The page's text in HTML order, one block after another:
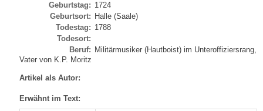
Geburtstag: 1724
Geburtsort: Halle (Saale)
Todestag: 1788
Todesort:
Beruf: Militärmusiker (Hautboist) im Unteroffiziersrang,
Vater von K.P. Moritz
Artikel als Autor:
Erwähnt im Text: